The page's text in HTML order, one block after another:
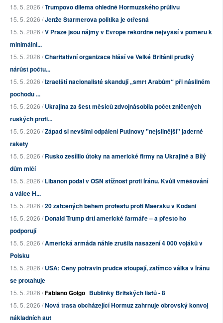
15. 5. 2026 /Trumpovo dilema ohledně Hormuzského průlivu
15. 5. 2026 /Jenže Starmerova politika je otřesná
15. 5. 2026 /V Praze jsou nájmy v Evropě rekordně nejvyšší v poměru k
minimální...
15. 5. 2026 /Charitativní organizace hlásí ve Velké Británii prudký
nárůst počtu...
15. 5. 2026 /Izraelští nacionalisté skandují „smrt Arabům“ při násilném
pochodu ...
15. 5. 2026 /Ukrajina za šest měsíců zdvojnásobila počet zničených
ruských proti...
15. 5. 2026 /Západ si nevšiml odpálení Putinovy "nejsilnější" jaderné
rakety
15. 5. 2026 /Rusko zesílilo útoky na americké firmy na Ukrajině a Bílý
dům mlčí
15. 5. 2026 /Libanon podal v OSN stížnost proti Íránu. Kvůli vměšování
a válce H...
15. 5. 2026 /20 zatčených během protestu proti Maersku v Kodani
15. 5. 2026 /Donald Trump drtí americké farmáře – a přesto ho
podporují
15. 5. 2026 /Americká armáda náhle zrušila nasazení 4 000 vojáků v
Polsku
15. 5. 2026 /USA: Ceny potravin prudce stoupají, zatímco válka v Íránu
se protahuje
15. 5. 2026 /Fabiano Golgo Bublinky Britských listů - 8
15. 5. 2026 /Nová trasa obcházející Hormuz zahrnuje obrovský konvoj
nákladních aut